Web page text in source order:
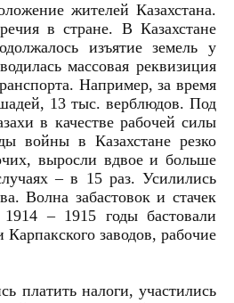
жителей Казахстана.
в стране. В Казахстане
изъятие земель у
массовая реквизиция
Например, за время
13 тыс. верблюдов. Под
в качестве рабочей силы
войны в Казахстане резко
выросли вдвое и больше
– в 15 раз. Усилились
Волна забастовок и стачек
– 1915 годы бастовали
заводов, рабочие
платить налоги, участились